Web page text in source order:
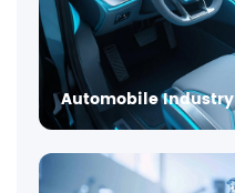
Automobile Industry